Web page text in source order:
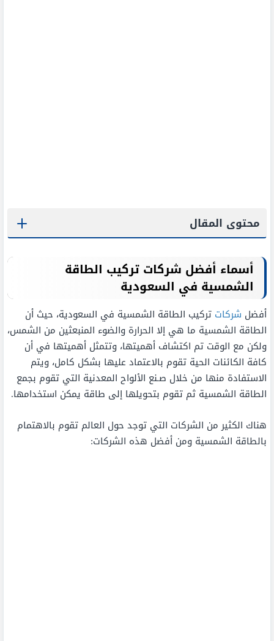
محتوى المقال
أسماء أفضل شركات تركيب الطاقة
الشمسية في السعودية
أفضل شركات تركيب الطاقة الشمسية في السعودية، حيث أن
الطاقة الشمسية ما هي إلا الحرارة والضوء المنبعثين من الشمس،
ولكن مع الوقت تم اكتشاف أهميتها، وتتمثل أهميتها في أن
كافة الكائنات الحية تقوم بالاعتماد عليها بشكل كامل، ويتم
الاستفادة منها من خلال صـنع الألواح المعدنية التي تقوم بجمع
الطاقة الشمسية ثم تقوم بتحويلها إلى طاقة يمكن استخدامها.
هناك الكثير من الشركات التي توجد حول العالم تقوم بالاهتمام
بالطاقة الشمسية ومن أفضل هذه الشركات: